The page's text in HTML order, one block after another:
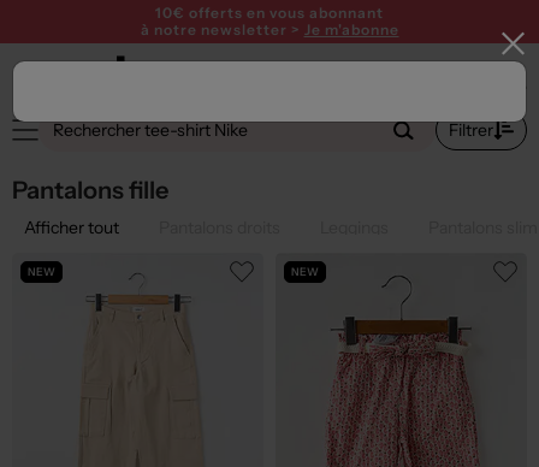
10€ offerts en vous abonnant
à notre newsletter > Je m'abonne
Filtrer
Pantalons fille
Afficher tout
NEW NEW